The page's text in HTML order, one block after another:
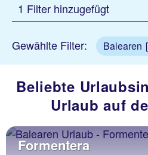
1 Filter hinzugefügt
Gewählte Filter: Balearen
Beliebte
Urlaub auf
Formentera